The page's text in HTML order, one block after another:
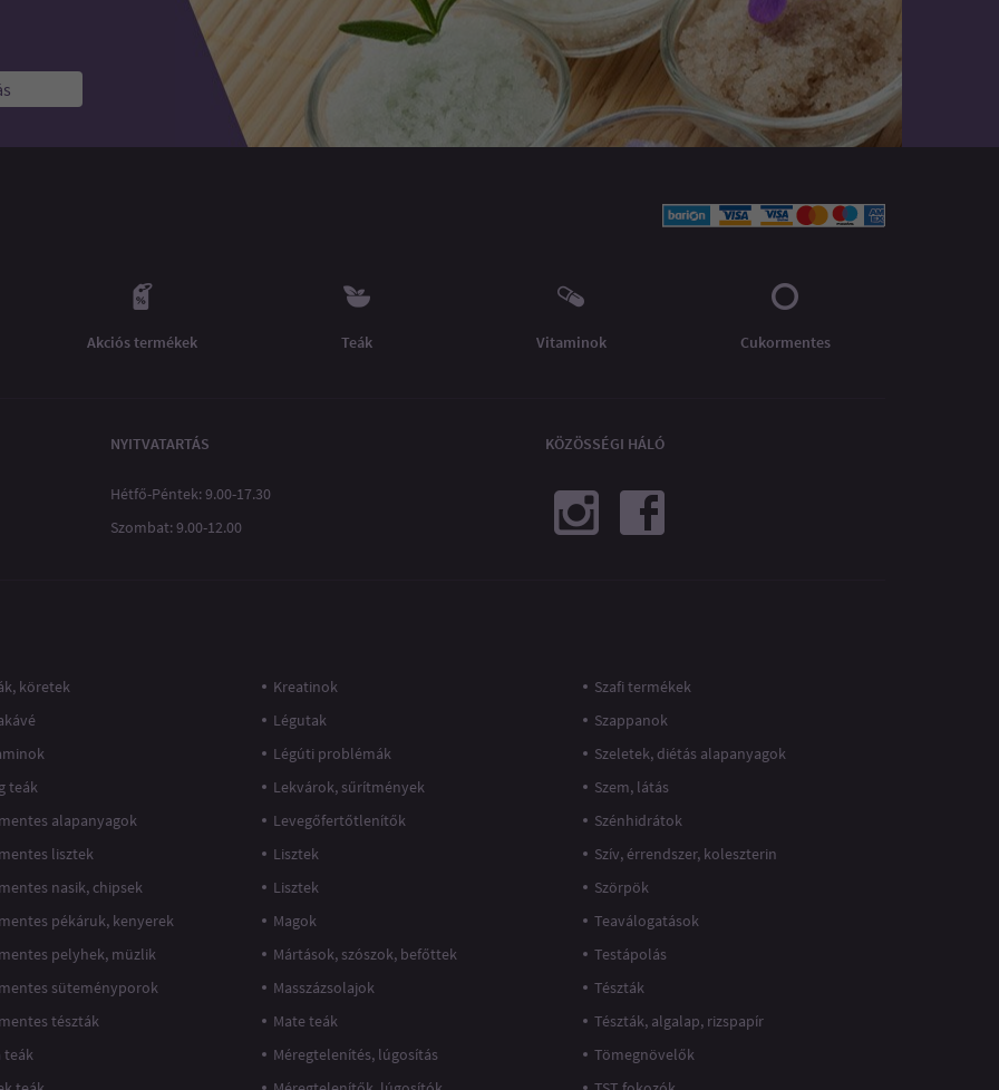
Akciós termékek Teák Vitaminok Cukormentes
NYITVATARTÁS
Hétfő-Péntek: 9.00-17.30
Szombat: 9.00-12.00
KÖZÖSSÉGI HÁLÓ
köretek
teák
alapanyagok
lisztek
nasik, chipsek
pékáruk, kenyerek
pelyhek, müzlik
süteményporok
tészták
teák
Kreatinok
Légutak
Légúti problémák
Lekvárok, sűrítmények
Levegőfertőtlenítők
Lisztek
Lisztek
Magok
Mártások, szószok, befőttek
Masszázsolajok
Mate teák
Méregtelenítés, lúgosítás
Szafi termékek
Szappanok
Szeletek, diétás alapanyagok
Szem, látás
Szénhidrátok
Szív, érrendszer, koleszterin
Szörpök
Teaválogatások
Testápolás
Tészták
Tészták, algalap, rizspapír
Tömegnövelők